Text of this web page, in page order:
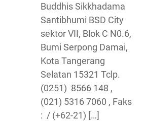
Buddhis Sikkhadama
Santibhumi BSD City
sektor VII, Blok C N0.6,
Bumi Serpong Damai,
Kota Tangerang
Selatan 15321 Tclp.
(0251) 8566 148 ,
(021) 5316 7060 , Faks
: / (+62-21) […]